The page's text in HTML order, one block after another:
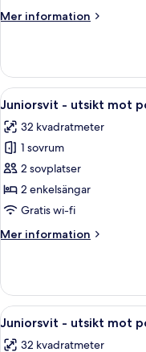
(Single
Mer information
Mer
-
privat
pool
Use)
Öppna
alla
foton
för
Juniorsvit
-
utsikt
poolen
5
Juniorsvit - utsikt mot
32 kvadratmeter
1 sovrum
2 sovplatser
2 enkelsängar
Gratis wi-fi
Mer information
Mer
-
utsikt
mot
(2
Öppna
alla
5
Juniorsvit - utsikt mot
32 kvadratmeter